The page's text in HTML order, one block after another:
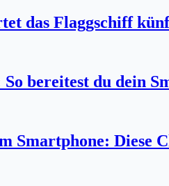
das Flaggschiff
bereitest du dein
Smartphone: Diese